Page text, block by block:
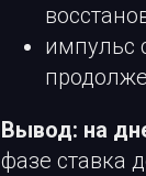
импульс
Вывод: на
фазе ставка